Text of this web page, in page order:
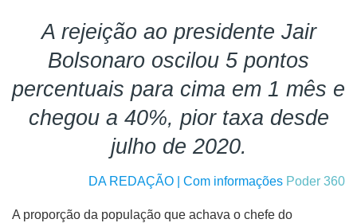
A rejeição ao presidente Jair
Bolsonaro oscilou 5 pontos
percentuais para cima em 1 mês e
chegou a 40%, pior taxa desde
julho de 2020.
DA REDAÇÃO | Com informações Poder 360
A proporção da população que achava o chefe do